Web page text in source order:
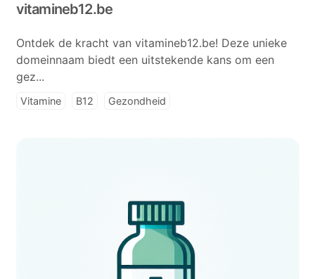
vitamineb12.be
Ontdek de kracht van vitamineb12.be! Deze unieke
domeinnaam biedt een uitstekende kans om een
gez...
Vitamine B12 Gezondheid